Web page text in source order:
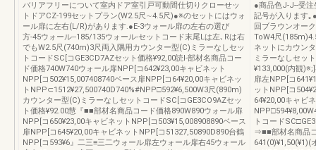
バリアフリーについて室内ドア室引戸可動間仕切りクローせッ
トドアCZ-199セットプラン(W2.5尺∼4.5尺)●※のセットにはウォ
ール扉に左右(L/R)があります.●E-3ウォール扉の左右の選び
方-45ウォール--185/135ウォール-セットコード末尾Lは左､Rは右
でもW2.5尺(740m)3尺両入隅用カウンター型(C)ミラーなしセッ
トコードSC[コGE3CD7AZセット価格¥92,00読I-部材名商品コー
ド価格740W740ウォール扉NPP[コ642¥23,00キャビネット
NPP[コ502¥15,007408740ベース扉NPP[コ64¥20,00キャビネッ
トNPP⊂1512¥27,500740D740%#NPP□592¥6,500W3尺(890m)
カウンター型(C)ミラーなしセットコードSC[コGE3CO9AZセッ
ト価格¥92.00慧『■■部材名商品コード価格890W890ウォール扉
NPP[コ650¥23,00キャビネットNPP[コ503¥15,008908890ベース
扉NPP[コ645¥20,00キャビネットNPP[コ51327,50890D890台鶴
NPP[コ593¥6』二三≡三二ウォール扉左ウォール扉右45ウォール
●商品色J-J--受
記号が入ります｡
回ブラウンオー
ToW4尺
ネットにカウン
ミラーなしセッ
¥133,000(内観
扉左NPP[コ
ットNPP[コ
64¥20,00キャビ
トコード
⇒■■部材名商品
641(0)¥1,50(¥1)(